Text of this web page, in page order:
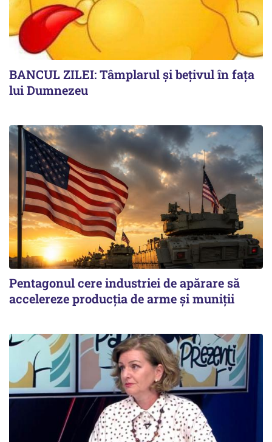
BANCUL ZILEI: Tâmplarul și bețivul în fața
lui Dumnezeu
Pentagonul cere industriei de apărare să
accelereze producția de arme și muniții